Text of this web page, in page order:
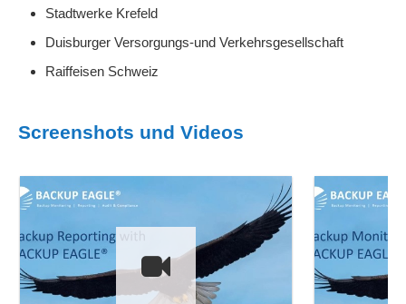
Stadtwerke Krefeld
Duisburger Versorgungs-und Verkehrsgesellschaft
Raiffeisen Schweiz
Screenshots und Videos